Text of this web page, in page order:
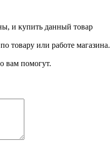
и купить данный товар
товару или работе магазина.
вам помогут.